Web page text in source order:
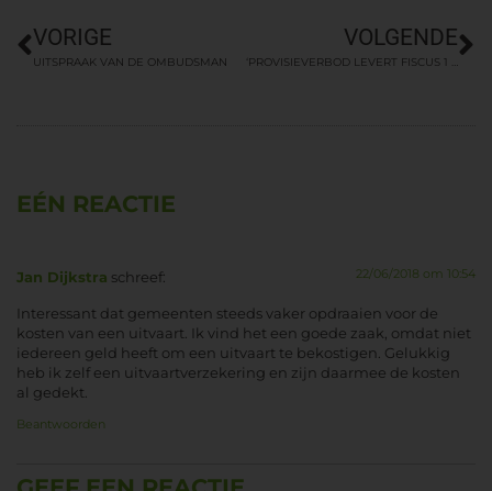
VORIGE
UITSPRAAK VAN DE OMBUDSMAN
VOLGENDE
‘PROVISIEVERBOD LEVERT FISCUS 1 MILJARD OP’
EÉN REACTIE
Jan Dijkstra schreef: 22/06/2018 om 10:54
Interessant dat gemeenten steeds vaker opdraaien voor de
kosten van een uitvaart. Ik vind het een goede zaak, omdat niet
iedereen geld heeft om een uitvaart te bekostigen. Gelukkig
heb ik zelf een uitvaartverzekering en zijn daarmee de kosten
al gedekt.
Beantwoorden